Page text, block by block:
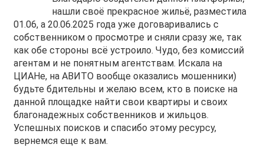
нашли своё прекрасное жильё, разместила
01.06, а 20.06.2025 года уже договаривались с
собственником о просмотре и сняли сразу же, так
как обе стороны всё устроило. Чудо, без комиссий
агентам и не понятным агентствам. Искала на
ЦИАНе, на АВИТО вообще оказались мошенники)
будьте бдительны и желаю всем, кто в поиске на
данной площадке найти свои квартиры и своих
благонадежных собственников и жильцов.
Успешных поисков и спасибо этому ресурсу,
вернемся еще к вам.